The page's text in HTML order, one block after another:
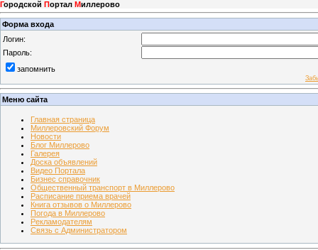
Городской Портал Миллерово
Форма входа
Логин:
Пароль:
запомнить
Меню сайта
Главная страница
Миллеровский Форум
Новости
Блог Миллерово
Галерея
Доска объявлений
Видео Портала
Бизнес справочник
Общественный транспорт в Миллерово
Расписание приема врачей
Книга отзывов о Миллерово
Погода в Миллерово
Рекламодателям
Связь с Администратором